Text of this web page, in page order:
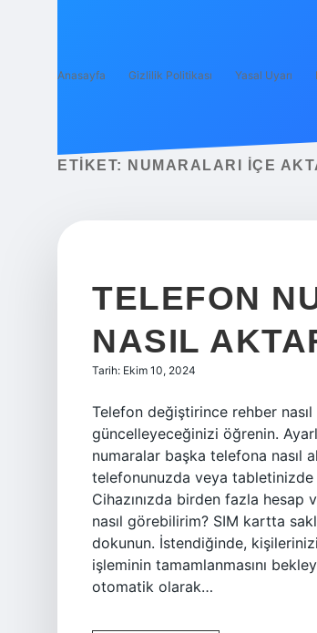
Anasayfa Gizlilik Politikası Yasal Uyarı
ETIKET: NUMARALARI IÇE
TELEFON
NASIL
Tarih: Ekim 10, 2024
Telefon değiştirince rehber
güncelleyeceğinizi öğrenin.
numaralar başka telefona nasıl
telefonunuzda veya tabletinizde
Cihazınızda birden fazla
nasıl görebilirim? SIM kartta
dokunun. İstendiğinde,
işleminin tamamlanmasını
otomatik olarak…